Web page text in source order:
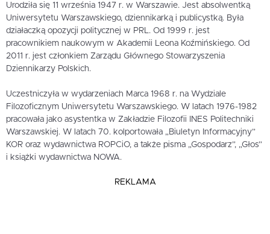
Urodziła się 11 września 1947 r. w Warszawie. Jest absolwentką
Uniwersytetu Warszawskiego, dziennikarką i publicystką. Była
działaczką opozycji politycznej w PRL. Od 1999 r. jest
pracownikiem naukowym w Akademii Leona Koźmińskiego. Od
2011 r. jest członkiem Zarządu Głównego Stowarzyszenia
Dziennikarzy Polskich.
Uczestniczyła w wydarzeniach Marca 1968 r. na Wydziale
Filozoficznym Uniwersytetu Warszawskiego. W latach 1976-1982
pracowała jako asystentka w Zakładzie Filozofii INES Politechniki
Warszawskiej. W latach 70. kolportowała „Biuletyn Informacyjny”
KOR oraz wydawnictwa ROPCiO, a także pisma „Gospodarz”, „Głos”
i książki wydawnictwa NOWA.
REKLAMA